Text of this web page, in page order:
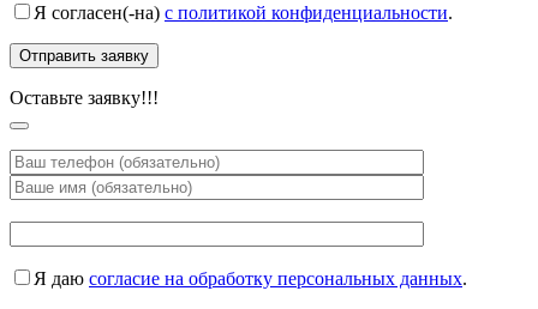
Я согласен(-на) с политикой конфиденциальности.
Оставьте заявку!!!
Я даю согласие на обработку персональных данных.